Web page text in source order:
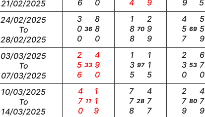
21/02/2025
24/02/2025
To
28/02/2025
300 36 880 188 70299 457 69559
03/03/2025
To
07/03/2025
256 33 490 135 97115 230 53670
10/03/2025
To
14/03/2025
470 11 119 778 28 477 279 80479